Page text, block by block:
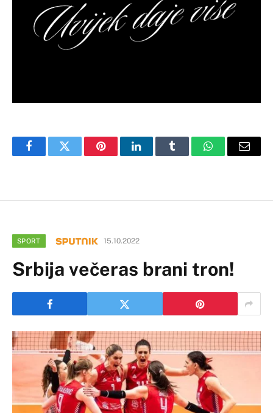
FacebookTwitter PinterestLinkedInTumblr WhatsAppEmail
SPORT 15.10.2022
Srbija večeras brani tron!